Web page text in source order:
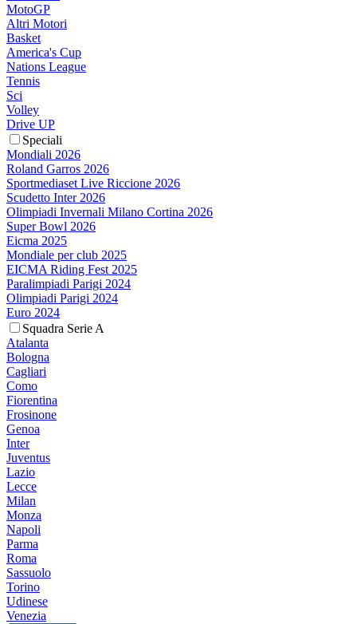
MotoGP
Altri Motori
Basket
America's Cup
Nations League
Tennis
Sci
Volley
Drive UP
Speciali
Mondiali 2026
Roland Garros 2026
Sportmediaset Live Riccione 2026
Scudetto Inter 2026
Olimpiadi Invernali Milano Cortina 2026
Super Bowl 2026
Eicma 2025
Mondiale per club 2025
EICMA Riding Fest 2025
Paralimpiadi Parigi 2024
Olimpiadi Parigi 2024
Euro 2024
Squadra Serie A
Atalanta
Bologna
Cagliari
Como
Fiorentina
Frosinone
Genoa
Inter
Juventus
Lazio
Lecce
Milan
Monza
Napoli
Parma
Roma
Sassuolo
Torino
Udinese
Venezia